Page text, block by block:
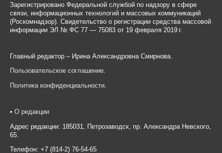
Зарегистрировано Федеральной службой по надзору в сфере
связи, информационных технологий и массовых коммуникаций
(Роскомнадзор). Свидетельство о регистрации средства массовой
информации ЭЛ № ФС 77 — 75083 от 19 февраля 2019 г.
Главный редактор – Ирина Александровна Смирнова.
Пользовательское соглашение.
Политика конфиденциальности.
• О редакции
Адрес редакции: 185031, Петрозаводск, пр. Александра Невского,
65.
Телефон: +7 (814-2) 76-54-65